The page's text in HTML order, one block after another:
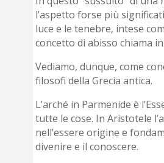
l’aspetto forse più
luce e le tenebre, intese
concetto di abisso chiama in
Vediamo, dunque, come
filosofi della Grecia antica.
L’arché in Parmenide è
tutte le cose. In Aristotele
nell’essere origine e
divenire e il conoscere.